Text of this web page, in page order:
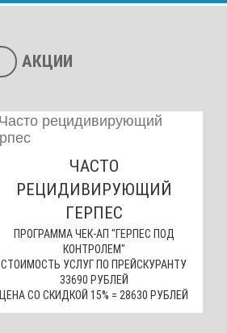
АКЦИИ
ЧАСТО
РЕЦИДИВИРУЮЩИЙ
ГЕРПЕС
ПРОГРАММА ЧЕК-АП "ГЕРПЕС ПОД
КОНТРОЛЕМ"
СТОИМОСТЬ УСЛУГ ПО ПРЕЙСКУРАНТУ
33690 РУБЛЕЙ
ЦЕНА СО СКИДКОЙ 15% = 28630 РУБЛЕЙ